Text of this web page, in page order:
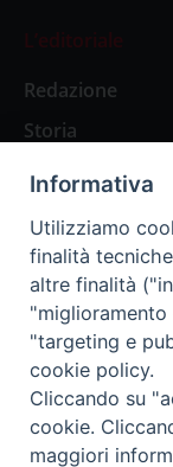
L’editoriale
Redazione
Storia
Abbonamenti
Abbonamento
Abbonamento
Abbonamento
Informativa
Utilizziamo
finalità
altre finalità
"miglioramento
"targeting e
cookie policy.
Cliccando su
cookie.
maggiori